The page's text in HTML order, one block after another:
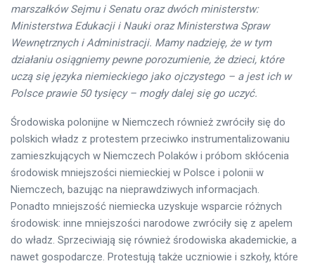
marszałków Sejmu i Senatu oraz dwóch ministerstw:
Ministerstwa Edukacji i Nauki oraz Ministerstwa Spraw
Wewnętrznych i Administracji. Mamy nadzieję, że w tym
działaniu osiągniemy pewne porozumienie, że dzieci, które
uczą się języka niemieckiego jako ojczystego – a jest ich w
Polsce prawie 50 tysięcy – mogły dalej się go uczyć.
Środowiska polonijne w Niemczech również zwróciły się do
polskich władz z protestem przeciwko instrumentalizowaniu
zamieszkujących w Niemczech Polaków i próbom skłócenia
środowisk mniejszości niemieckiej w Polsce i polonii w
Niemczech, bazując na nieprawdziwych informacjach.
Ponadto mniejszość niemiecka uzyskuje wsparcie różnych
środowisk: inne mniejszości narodowe zwróciły się z apelem
do władz. Sprzeciwiają się również środowiska akademickie, a
nawet gospodarcze. Protestują także uczniowie i szkoły, które